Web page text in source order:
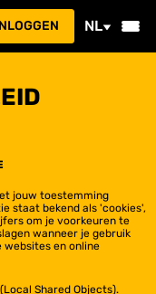
NL
jouw toestemming
staat bekend als 'cookies',
om je voorkeuren te
wanneer je gebruik
websites en online
Shared Objects).